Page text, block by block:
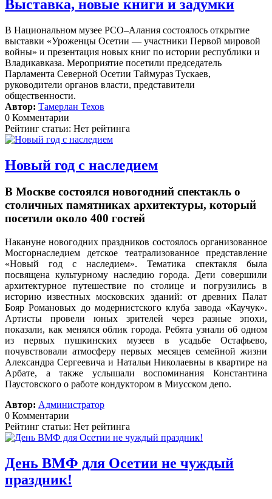
Выставка, новые книги и задумки
В Национальном музее РСО–Алания состоялось открытие
выставки «Уроженцы Осетии — участники Первой мировой
войны» и презентация новых книг по истории республики и
Владикавказа. Мероприятие посетили председатель
Парламента Северной Осетии Таймураз Тускаев,
руководители органов власти, представители
общественности.
Автор: Тамерлан Техов
0 Комментарии
Рейтинг статьи: Нет рейтинга
Новый год с наследием
В Москве состоялся новогодний спектакль о
столичных памятниках архитектуры, который
посетили около 400 гостей
Накануне новогодних праздников состоялось организованное
Мосгорнаследием детское театрализованное представление
«Новый год с наследием».
Тематика спектакля была
посвящена культурному наследию города. Дети совершили
архитектурное путешествие по столице и погрузились в
историю известных московских зданий: от древних Палат
Бояр Романовых до модернистского клуба завода «Каучук».
Артисты провели юных зрителей через разные эпохи,
показали, как менялся облик города. Ребята узнали об одном
из первых пушкинских музеев в усадьбе Остафьево,
почувствовали атмосферу первых месяцев семейной жизни
Александра Сергеевича и Натальи Николаевны в квартире на
Арбате, а также услышали воспоминания Константина
Паустовского о работе кондуктором в Миусском депо.
Автор: Администратор
0 Комментарии
Рейтинг статьи: Нет рейтинга
День ВМФ для Осетии не чуждый
праздник!